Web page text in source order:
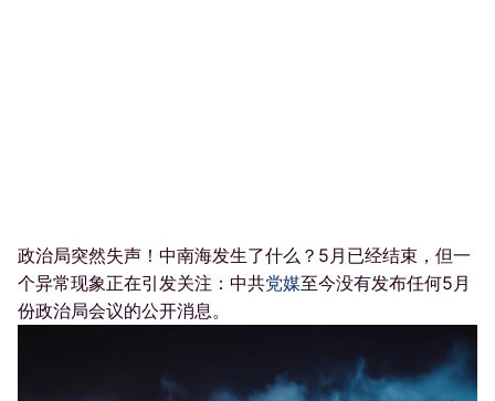
政治局突然失声！中南海发生了什么？5月已经结束，但一
个异常现象正在引发关注：中共党媒至今没有发布任何5月
份政治局会议的公开消息。